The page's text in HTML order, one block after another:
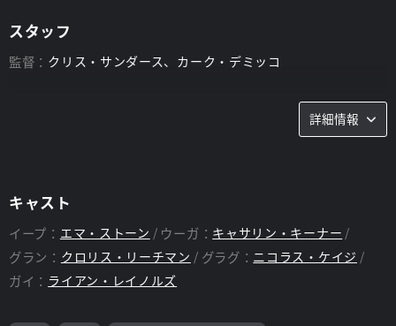
スタッフ
監督： クリス・サンダース、カーク・デミッコ
詳細情報
キャスト
イープ： エマ・ストーン ウーガ： キャサリン・キーナー
グラン： クロリス・リーチマン グラグ： ニコラス・ケイジ
ガイ： ライアン・レイノルズ